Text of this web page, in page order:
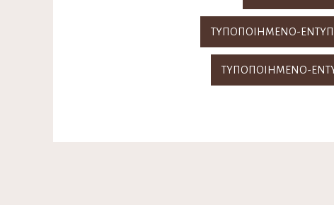
ΤΥΠΟΠΟΙΗΜΕΝΟ-
ΤΥΠΟΠΟΙΗΜΕΝΟ-